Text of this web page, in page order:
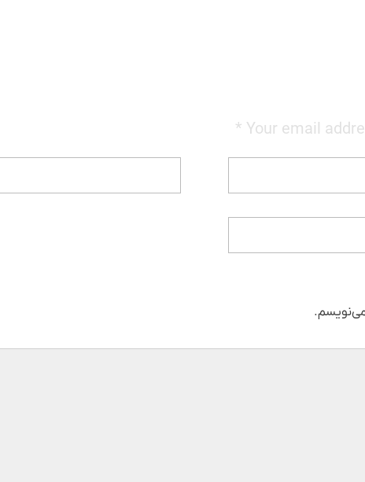
Your email
می‌نویسم.